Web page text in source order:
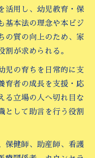
活用し、幼児教育・保
基本法の理念や本ビジ
の質の向上のため、家
割が求められる。
児の育ちを日常的に支
育者の成長を支援・応
る立場の人へ切れ目な
として助言を行う役割
保健師、助産師、看護